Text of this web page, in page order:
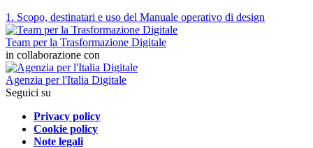
1. Scopo, destinatari e uso del Manuale operativo di design
Team per la Trasformazione Digitale
in collaborazione con
Agenzia per l'Italia Digitale
Seguici su
Privacy policy
Cookie policy
Note legali